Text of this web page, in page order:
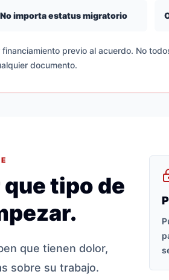
No importa estatus migratorio
previo al acuerdo. No
documento.
tipo de
que tienen dolor,
sobre su trabajo.